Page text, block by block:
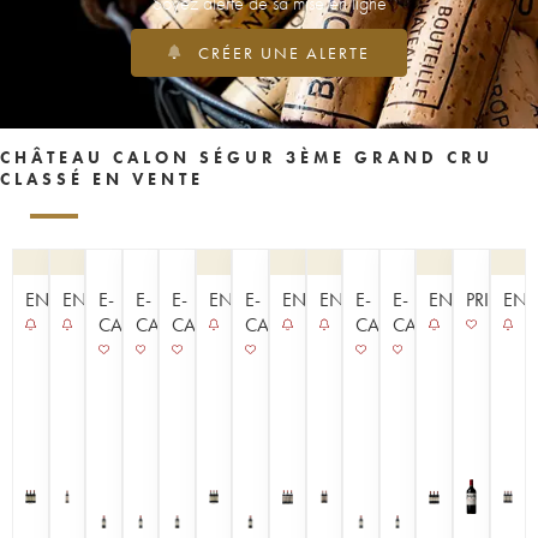
CRÉER UNE ALERTE
CHÂTEAU CALON SÉGUR 3ÈME GRAND CRU
CLASSÉ EN VENTE
ENCHÈREENCHÈRE
E-
CAVISTE
E-
CAVISTE
E-
CAVISTE
ENCHÈRE
E-
CAVISTE
ENCHÈREENCHÈRE
E-
CAVISTE
E-
CAVISTE
ENCHÈRE
PRIMEUR